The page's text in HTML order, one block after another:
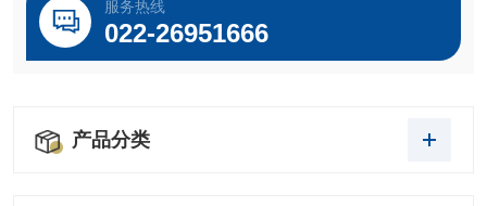
服务热线
022-26951666
产品分类